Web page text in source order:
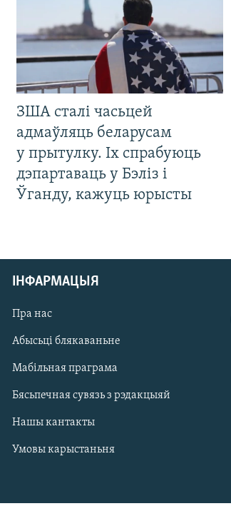
ЗША сталі часьцей
адмаўляць беларусам
у прытулку. Іх спрабуюць
дэпартаваць у Бэліз і
Ўганду, кажуць юрысты
ІНФАРМАЦЫЯ
Пра нас
Абысьці блякаваньне
Мабільная праграма
Бясьпечная сувязь з рэдакцыяй
Нашы кантакты
Умовы карыстаньня